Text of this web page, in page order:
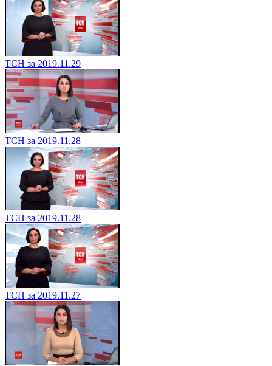
ТСН за 2019.11.29
ТСН за 2019.11.28
ТСН за 2019.11.28
ТСН за 2019.11.27